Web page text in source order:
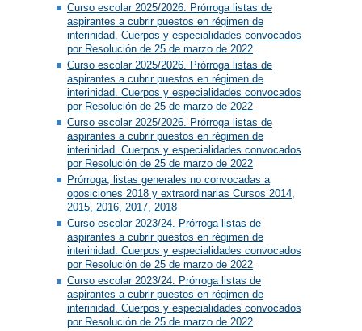
Curso escolar 2025/2026. Prórroga listas de
aspirantes a cubrir puestos en régimen de
interinidad. Cuerpos y especialidades convocados
por Resolución de 25 de marzo de 2022
Curso escolar 2025/2026. Prórroga listas de
aspirantes a cubrir puestos en régimen de
interinidad. Cuerpos y especialidades convocados
por Resolución de 25 de marzo de 2022
Curso escolar 2025/2026. Prórroga listas de
aspirantes a cubrir puestos en régimen de
interinidad. Cuerpos y especialidades convocados
por Resolución de 25 de marzo de 2022
Prórroga, listas generales no convocadas a
oposiciones 2018 y extraordinarias Cursos 2014,
2015, 2016, 2017, 2018
Curso escolar 2023/24. Prórroga listas de
aspirantes a cubrir puestos en régimen de
interinidad. Cuerpos y especialidades convocados
por Resolución de 25 de marzo de 2022
Curso escolar 2023/24. Prórroga listas de
aspirantes a cubrir puestos en régimen de
interinidad. Cuerpos y especialidades convocados
por Resolución de 25 de marzo de 2022